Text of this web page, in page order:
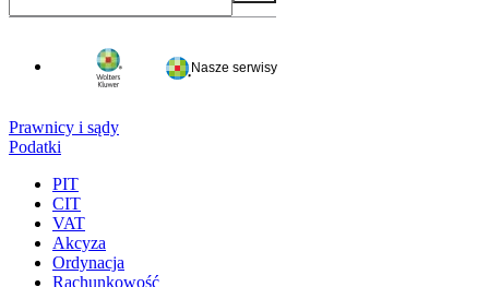
Nasze serwisy
Prawnicy i sądy
Podatki
PIT
CIT
VAT
Akcyza
Ordynacja
Rachunkowość